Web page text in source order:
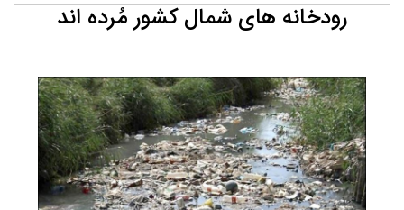
رودخانه های شمال کشور مُرده اند